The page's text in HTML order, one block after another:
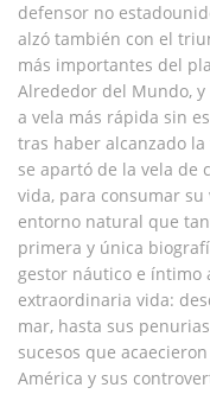
defensor no
alzó también con el
más importantes del
Alrededor del Mundo,
a vela más rápida sin
tras haber alcanzado
se apartó de la vela de
vida, para consumar
entorno natural que
primera y única
gestor náutico e íntimo
extraordinaria vida:
mar, hasta sus
sucesos que
América y sus